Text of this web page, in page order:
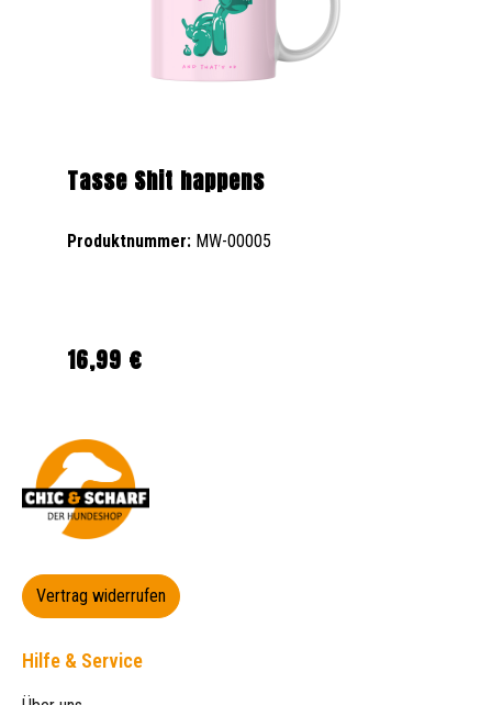
Tasse Shit happens
Produktnummer: MW-00005
Regulärer Preis:
16,99 €
Vertrag widerrufen
Hilfe & Service